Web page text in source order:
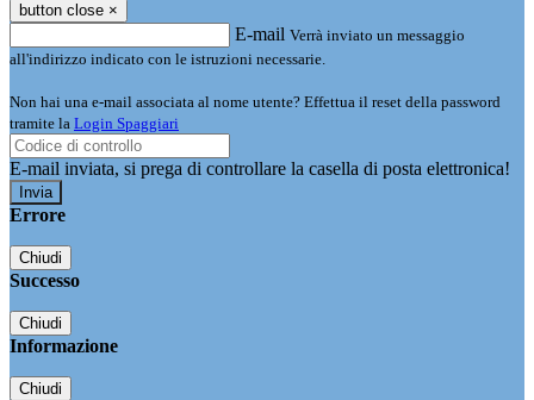
button close ×
E-mail Verrà inviato un messaggio
all'indirizzo indicato con le istruzioni necessarie.
Non hai una e-mail associata al nome utente? Effettua il reset della password
tramite la Login Spaggiari
E-mail inviata, si prega di controllare la casella di posta elettronica!
Errore
Chiudi
Successo
Chiudi
Informazione
Chiudi